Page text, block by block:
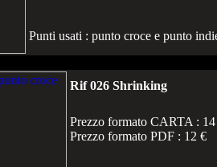
Punti usati : punto croce e punto
Rif 026 Shrinking
Prezzo formato CARTA :
Prezzo formato PDF : 12 €